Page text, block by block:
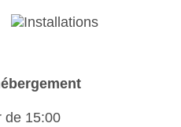
de 15:00